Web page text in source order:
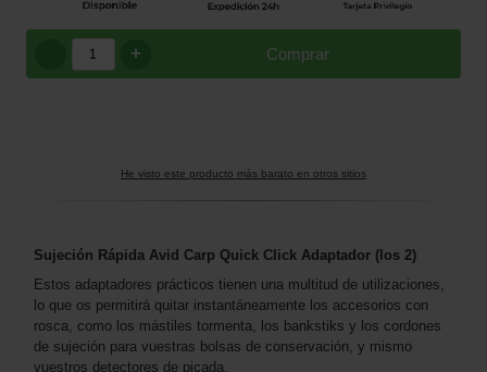
Comprar
+
He visto este producto más barato en otros sitios
Sujeción Rápida Avid Carp Quick Click Adaptador (los 2)
Estos adaptadores prácticos tienen una multitud de utilizaciones,
lo que os permitirá quitar instantáneamente los accesorios con
rosca, como los mástiles tormenta, los bankstiks y los cordones
de sujeción para vuestras bolsas de conservación, y mismo
vuestros detectores de picada.